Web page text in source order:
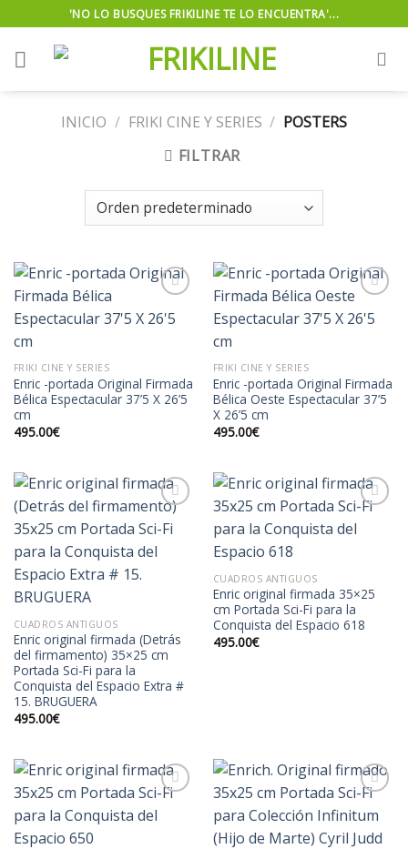
to
content
'NO LO BUSQUES FRIKILINE TE LO ENCUENTRA'...
INICIO / FRIKI CINE Y SERIES / POSTERS
FILTRAR
deseos
FRIKI CINE Y SERIES
Enric -portada Original Firmada
Bélica Espectacular 37’5 X 26’5
cm
495.00€
deseos
FRIKI CINE Y SERIES
Enric -portada Original Firmada
Bélica Oeste Espectacular 37’5
X 26’5 cm
495.00€
Añadir
CUADROS ANTIGUOS
Enric original firmada (Detrás
del firmamento) 35×25 cm
Portada Sci-Fi para la
Conquista del Espacio Extra #
15. BRUGUERA
495.00€
deseos
CUADROS ANTIGUOS
Enric original firmada 35×25
cm Portada Sci-Fi para la
Conquista del Espacio 618
495.00€
Añadir